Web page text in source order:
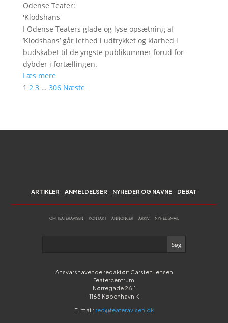
Odense Teater:
'Klodshans'
I Odense Teaters glade og lyse opsætning af
’Klodshans’ går lethed i udtrykket og klarhed i
budskabet til de yngste publikummer forud for
dybder i fortællingen.
Læs mere
1 2 3 … 306 Næste
ARTIKLER ANMELDELSER NYHEDER OG NAVNE DEBAT
OM TEATERAVISEN KONTAKT ANNONCER ARKIV NYHEDSMAIL
Ansvarshavende redaktør: Carsten Jensen
Teatercentrum
Nørregade 26,1
1165 København K
E-mail: red@teateravisen.dk